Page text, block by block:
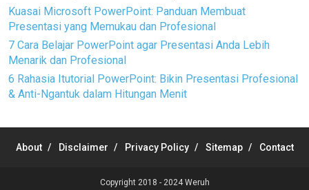
Kuasai Microsoft PowerPoint: Panduan Membuat
Presentasi yang Memukau dan Profesional
7 Cara Belajar PowerPoint agar Presentasi Anda Lebih
Menarik dan Profesional
6 Rahasia Itutorial PowerPoint: Bikin Presentasi Profesional
& Anti-Ngantuk dalam Hitungan Menit
About Disclaimer Privacy Policy Sitemap Contact
Copyright 2018 - 2024Weruh